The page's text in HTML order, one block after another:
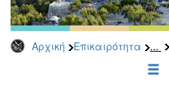
Αρχική Επικαιρότητα ...
Αρχείο
2026
2025